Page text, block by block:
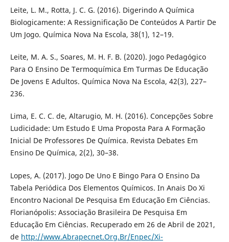
Leite, L. M., Rotta, J. C. G. (2016). Digerindo A Química
Biologicamente: A Ressignificação De Conteúdos A Partir De
Um Jogo. Química Nova Na Escola, 38(1), 12–19.
Leite, M. A. S., Soares, M. H. F. B. (2020). Jogo Pedagógico
Para O Ensino De Termoquímica Em Turmas De Educação
De Jovens E Adultos. Química Nova Na Escola, 42(3), 227–
236.
Lima, E. C. C. de, Altarugio, M. H. (2016). Concepções Sobre
Ludicidade: Um Estudo E Uma Proposta Para A Formação
Inicial De Professores De Química. Revista Debates Em
Ensino De Química, 2(2), 30–38.
Lopes, A. (2017). Jogo De Uno E Bingo Para O Ensino Da
Tabela Periódica Dos Elementos Químicos. In Anais Do Xi
Encontro Nacional De Pesquisa Em Educação Em Ciências.
Florianópolis: Associação Brasileira De Pesquisa Em
Educação Em Ciências. Recuperado em 26 de Abril de 2021,
de http://www.Abrapecnet.Org.Br/Enpec/Xi-